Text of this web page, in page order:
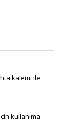
kalemi ile
kullanıma